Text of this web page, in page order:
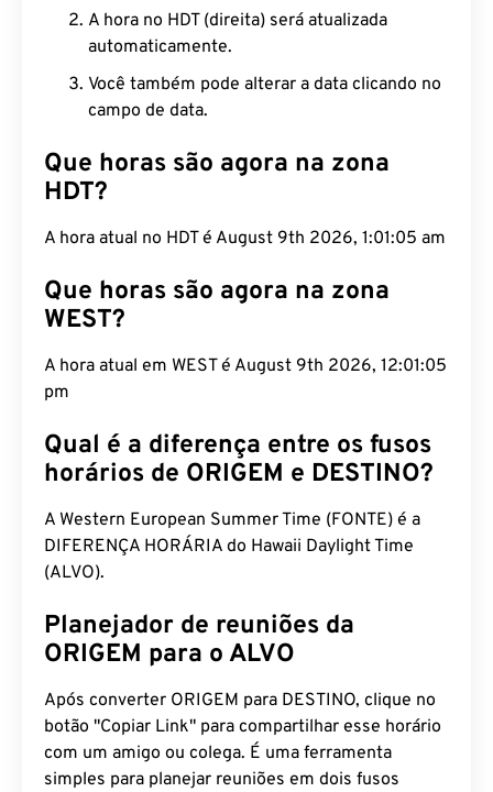
A hora no HDT (direita) será atualizada
automaticamente.
Você também pode alterar a data clicando no
campo de data.
Que horas são agora na zona
HDT?
A hora atual no HDT é August 9th 2026, 1:01:06 am
Que horas são agora na zona
WEST?
A hora atual em WEST é August 9th 2026, 12:01:06
pm
Qual é a diferença entre os fusos
horários de ORIGEM e DESTINO?
A Western European Summer Time (FONTE) é a
DIFERENÇA HORÁRIA do Hawaii Daylight Time
(ALVO).
Planejador de reuniões da
ORIGEM para o ALVO
Após converter ORIGEM para DESTINO, clique no
botão "Copiar Link" para compartilhar esse horário
com um amigo ou colega. É uma ferramenta
simples para planejar reuniões em dois fusos